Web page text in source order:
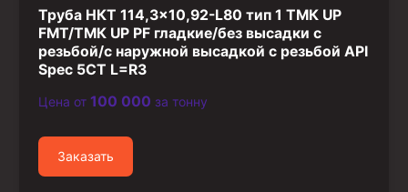
Элементы линии обвязки
Труба НКТ 114,3×10,92-L80 тип 1 ТМК UP
FMT/ТМК UP PF гладкие/без высадки с
резьбой/с наружной высадкой с резьбой API
Spec 5CT L=R3
Цена от 100 000 за тонну
Заказать